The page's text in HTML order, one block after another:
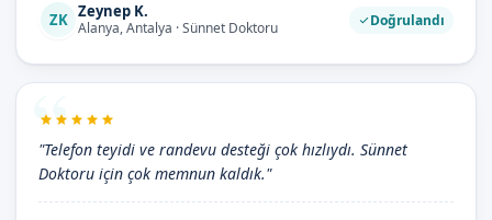
ZK Zeynep K.
Alanya, Antalya · Sünnet Doktoru Doğrulandı
"Telefon teyidi ve randevu desteği çok hızlıydı. Sünnet
Doktoru için çok memnun kaldık."